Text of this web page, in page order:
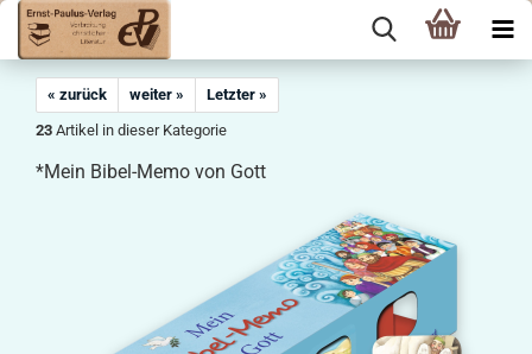
« zurück weiter »
Letzter »
23 Artikel in dieser Kategorie
*Mein Bibel-Memo von Gott